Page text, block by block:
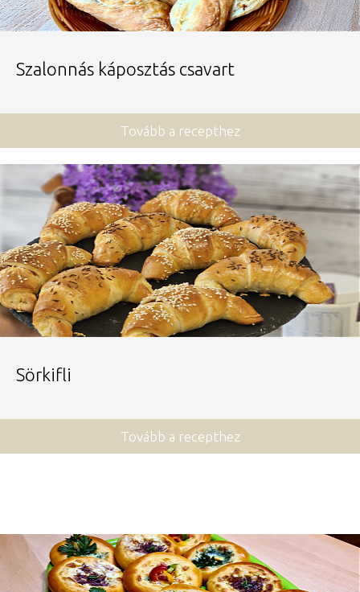
Szalonnás káposztás csavart
Tovább a recepthez
Sörkifli
Tovább a recepthez